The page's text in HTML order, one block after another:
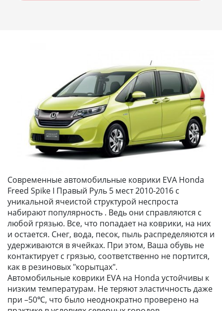
Современные автомобильные коврики EVA Honda
Freed Spike I Правый Руль 5 мест 2010-2016 с
уникальной ячеистой структурой неспроста
набирают популярность . Ведь они справляются с
любой грязью. Все, что попадает на коврики, на них
и остается. Снег, вода, песок, пыль распределяются и
удерживаются в ячейках. При этом, Ваша обувь не
контактирует с грязью, соответственно не портится,
как в резиновых "корытцах".
Автомобильные коврики EVA на Honda устойчивы к
низким температурам. Не теряют эластичность даже
при –50℃, что было неоднократно проверено на